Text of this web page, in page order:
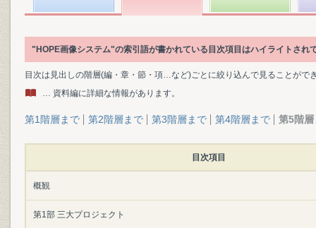
"HOPE画像システム"の索引語が書かれている目次項目はハイライトされ
目次は見出しの階層(編・章・節・項…など)ごとに絞り込んで見ることがで
… 資料編に詳細な情報があります。
第1階層まで 第2階層まで 第3階層まで 第4階層まで 第5階層
目次項目
概観
第1部 三大プロジェクト